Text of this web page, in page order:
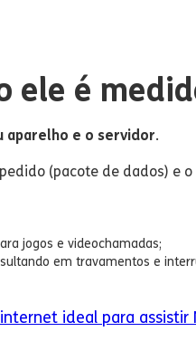
ele é
aparelho e o servidor.
(pacote de dados) e
jogos e videochamadas;
em travamentos e
ideal para assistir